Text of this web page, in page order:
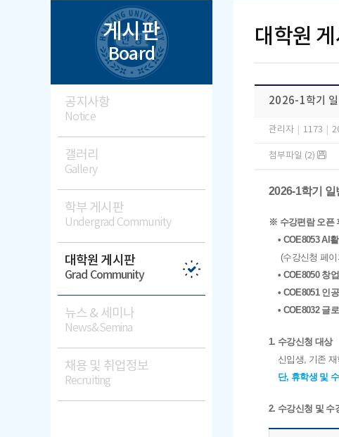
게시판
Board
공지사항
Notice
갤러리
Gallery
학부 게시판
Undergrad Community
대학원 게시판
Grad Community
뉴스 & 세미나
News&Semina
채용 및 취업정보
Recruiting
대학원
2026-1학기 일
관리자 1173
첨부파일 (2)
2026-1학기
※ 수강편람 오픈
• COE8053 AI
(수강신청 페
• COE8050 창
• COE8051 인
• COE8032 글
1. 수강신청 대상
신입생, 기존
단, 휴학생 및
2. 수강신청 및 수